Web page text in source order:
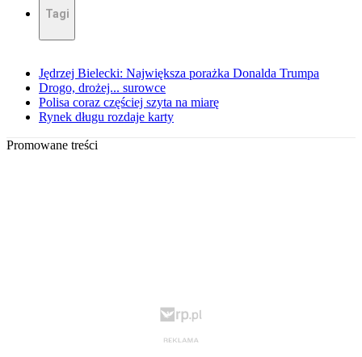
Tagi
Jędrzej Bielecki: Największa porażka Donalda Trumpa
Drogo, drożej... surowce
Polisa coraz częściej szyta na miarę
Rynek długu rozdaje karty
Promowane treści